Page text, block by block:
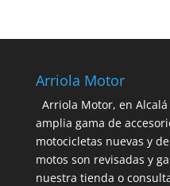
Arriola Motor
Arriola Motor, en
amplia gama de
motocicletas nuevas y
motos son revisadas y
nuestra tienda o